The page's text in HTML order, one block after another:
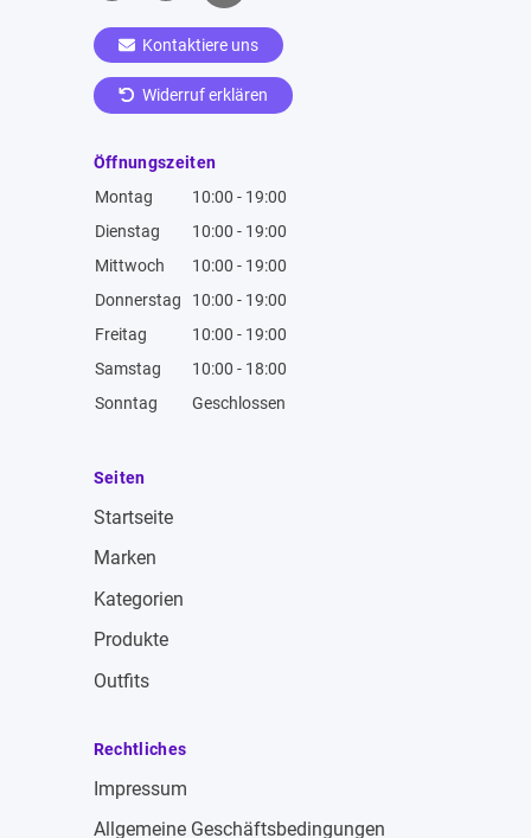
Kontaktiere uns
Widerruf erklären
Öffnungszeiten
Montag
10:00 - 19:00
Dienstag
10:00 - 19:00
Mittwoch
10:00 - 19:00
Donnerstag
10:00 - 19:00
Freitag
10:00 - 19:00
Samstag
10:00 - 18:00
Sonntag
Geschlossen
Seiten
Startseite
Marken
Kategorien
Produkte
Outfits
Rechtliches
Impressum
Allgemeine Geschäftsbedingungen